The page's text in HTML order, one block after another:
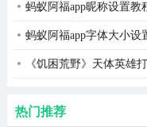
蚂蚁阿福app昵称设置教
蚂蚁阿福app字体大小设
《饥困荒野》天体英雄
热门推荐